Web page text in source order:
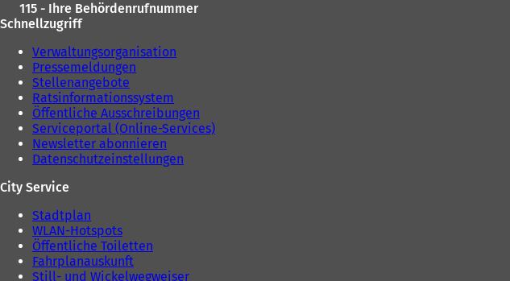
115 - Ihre Behördenrufnummer
Schnellzugriff
Verwaltungsorganisation
Pressemeldungen
Stellenangebote
Ratsinformationssystem
Öffentliche Ausschreibungen
Serviceportal (Online-Services)
Newsletter abonnieren
Datenschutzeinstellungen
City Service
Stadtplan
WLAN-Hotspots
Öffentliche Toiletten
Fahrplanauskunft
Still- und Wickelwegweiser